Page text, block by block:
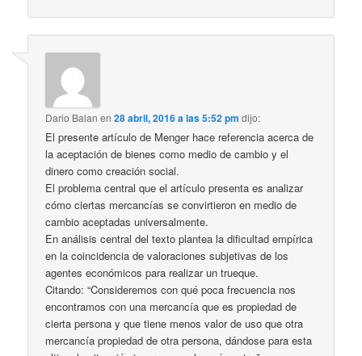
Dario Balan en28 abril, 2016 a las 5:52 pm dijo:
El presente artículo de Menger hace referencia acerca de
la aceptación de bienes como medio de cambio y el
dinero como creación social.
El problema central que el artículo presenta es analizar
cómo ciertas mercancías se convirtieron en medio de
cambio aceptadas universalmente.
En análisis central del texto plantea la dificultad empírica
en la coincidencia de valoraciones subjetivas de los
agentes económicos para realizar un trueque.
Citando: “Consideremos con qué poca frecuencia nos
encontramos con una mercancía que es propiedad de
cierta persona y que tiene menos valor de uso que otra
mercancía propiedad de otra persona, dándose para esta